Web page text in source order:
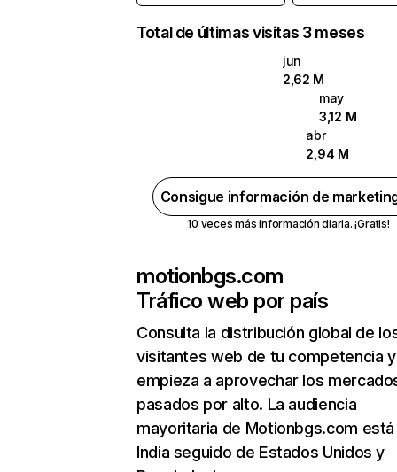
Total de últimas visitas 3 meses
jun
2,62 M
may
3,12 M
abr
2,94 M
Consigue información de
10 veces más información diaria. ¡Gratis!
motionbgs.com
Tráfico web por país
Consulta la distribución global de
visitantes web de tu competencia y
empieza a aprovechar los
pasados por alto. La audiencia
mayoritaria de Motionbgs.com
India seguido de Estados Unidos y